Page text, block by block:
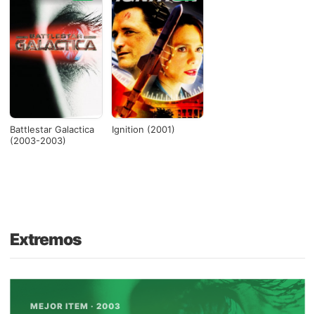
Battlestar Galactica
(2003-2003)
Ignition (2001)
Extremos
MEJOR ITEM · 2003